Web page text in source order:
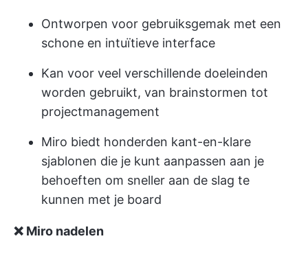
Ontworpen voor gebruiksgemak met een
schone en intuïtieve interface
Kan voor veel verschillende doeleinden
worden gebruikt, van brainstormen tot
projectmanagement
Miro biedt honderden kant-en-klare
sjablonen die je kunt aanpassen aan je
behoeften om sneller aan de slag te
kunnen met je board
❌ Miro nadelen